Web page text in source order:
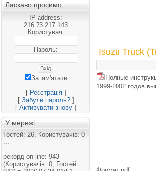
Ласкаво просимо,
IP address:
216.73.217.143
Користувач:
Пароль:
Запам'ятати
[ Реєстрація]
[ Забули пароль?]
[ Активувати знову ]
У мережі
Гостей: 26, Користувачів: 0
...
рекорд on-line: 943
(Користувачів: 0, Гостей:
Isuzu Truck
Полные
1999-2002 годов